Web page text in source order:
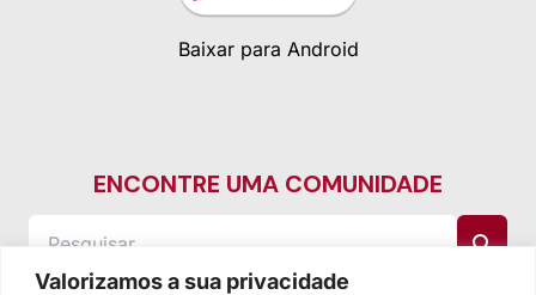
Valorizamos a sua privacidade
Baixar para Android
ENCONTRE UMA COMUNIDADE